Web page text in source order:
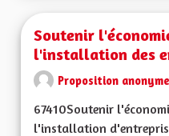
Soutenir
l'installation des
Proposition anonyme
67410Soutenir
l'installation